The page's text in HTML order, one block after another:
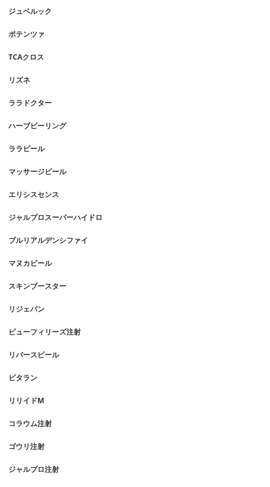
ジュベルック
ポテンツァ
TCAクロス
リズネ
ララドクター
ハーブピーリング
ララピール
マッサージピール
エリシスセンス
ジャルプロスーパーハイドロ
プルリアルデンシファイ
マヌカピール
スキンブースター
リジェバン
ピューフィリーズ注射
リバースピール
ビタラン
リリイドM
コラウム注射
ゴウリ注射
ジャルプロ注射